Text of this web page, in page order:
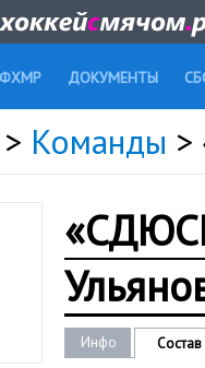
ФХМР ДОКУМЕНТЫ
> Команды
Инфо Состав